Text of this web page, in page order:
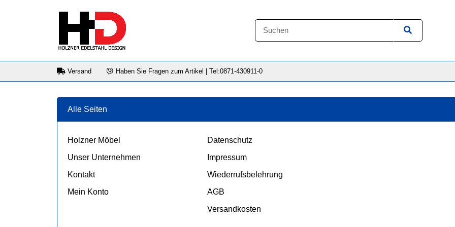
Versand Haben Sie Fragen zum Artikel | Tel:0871-430911-0
Alle Seiten
Holzner Möbel
Unser Unternehmen
Kontakt
Mein Konto
Datenschutz
Impressum
Wiederrufsbelehrung
AGB
Versandkosten